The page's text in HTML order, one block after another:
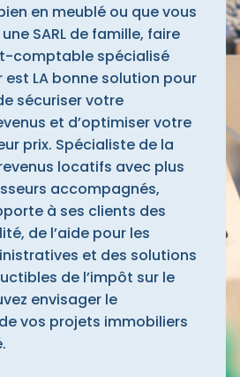
en meublé ou que vous
SARL de famille, faire
comptable spécialisé
est LA bonne solution pour
sécuriser votre
et d’optimiser votre
prix. Spécialiste de la
locatifs avec plus
accompagnés,
à ses clients des
de l’aide pour les
et des solutions
de l’impôt sur le
envisager le
vos projets immobiliers